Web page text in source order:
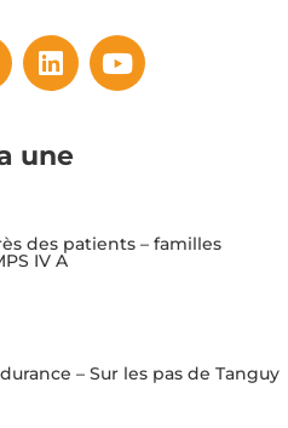
une
des patients – familles
IV A
– Sur les pas de Tanguy